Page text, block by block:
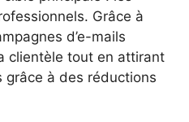
Grâce à
d’e-mails
clientèle tout en attirant
grâce à des réductions